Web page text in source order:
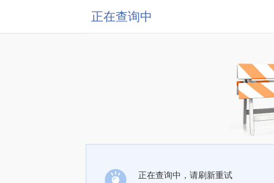
正在查询中
正在查询中，请刷新重试